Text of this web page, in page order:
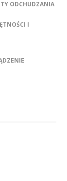
ODCHUDZANIA
I